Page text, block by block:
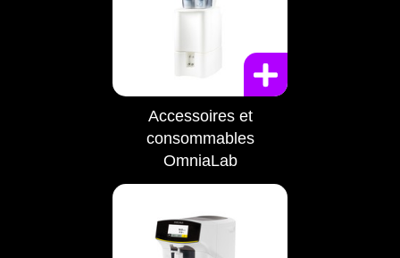
Accessoires et
consommables
OmniaLab